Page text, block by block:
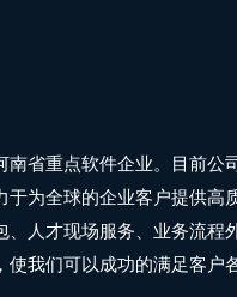
南省重点软件企业。目前
于为全球的企业客户提供高
、人才现场服务、业务流程
使我们可以成功的满足客